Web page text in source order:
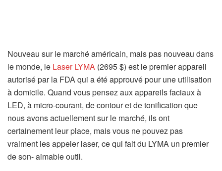
Nouveau sur le marché américain, mais pas nouveau dans
le monde, le Laser LYMA (2695 $) est le premier appareil
autorisé par la FDA qui a été approuvé pour une utilisation
à domicile. Quand vous pensez aux appareils faciaux à
LED, à micro-courant, de contour et de tonification que
nous avons actuellement sur le marché, ils ont
certainement leur place, mais vous ne pouvez pas
vraiment les appeler laser, ce qui fait du LYMA un premier
de son- aimable outil.